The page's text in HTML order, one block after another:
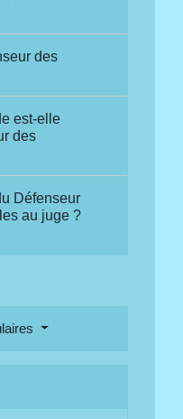
des
est-elle
des
Défenseur
au juge ?